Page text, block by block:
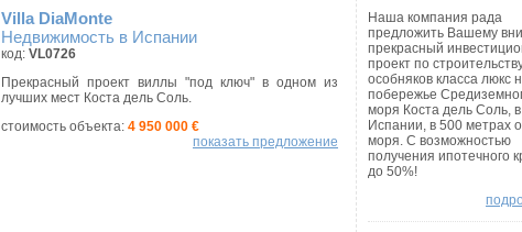
Наша компания рада
предложить Вашему
прекрасный
проект по
особняков класса люкс
побережье
моря Коста дель Соль, в
Испании, в 500 метрах
моря. С возможностью
получения ипотечного
до 50%!
Villa DiaMonte
Недвижимость в Испании
код: VL0726
Прекрасный проект виллы "под ключ" в одном из
лучших мест Коста дель Соль.
стоимость объекта: 4 950 000 €
показать предложение